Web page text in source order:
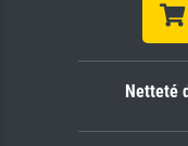
Netteté